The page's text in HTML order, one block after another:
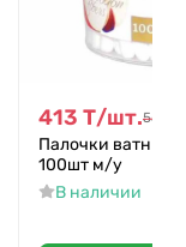
413 Т/шт.550
Палочки ватные
100шт м/у
В наличии